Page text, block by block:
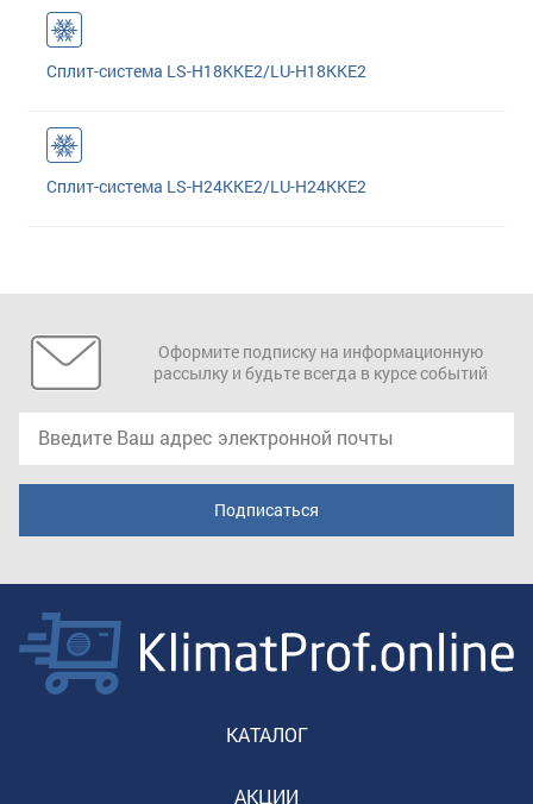
Сплит-система LS-H18KKE2/LU-H18KKE2
Сплит-система LS-H24KKE2/LU-H24KKE2
Оформите подписку на информационную
рассылку и будьте всегда в курсе событий
КАТАЛОГ
АКЦИИ